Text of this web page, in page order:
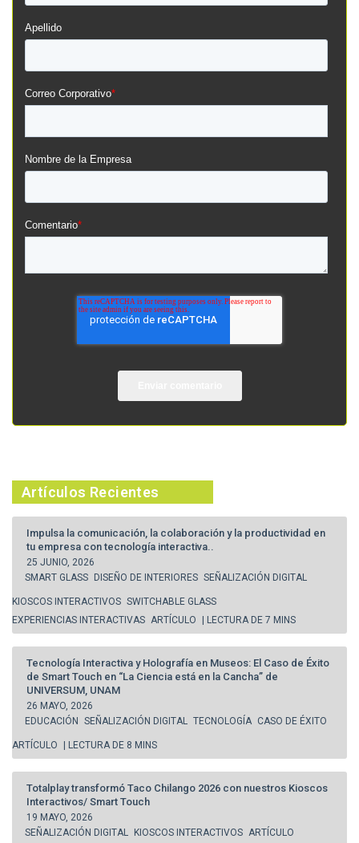
Artículos Recientes
Impulsa la comunicación, la colaboración y la productividad en
tu empresa con tecnología interactiva..
25 JUNIO, 2026
SMART GLASS DISEÑO DE INTERIORES SEÑALIZACIÓN DIGITAL
KIOSCOS INTERACTIVOS SWITCHABLE GLASS
EXPERIENCIAS INTERACTIVAS ARTÍCULO | LECTURA DE 7 MINS
Tecnología Interactiva y Holografía en Museos: El Caso de Éxito
de Smart Touch en “La Ciencia está en la Cancha” de
UNIVERSUM, UNAM
26 MAYO, 2026
EDUCACIÓN SEÑALIZACIÓN DIGITAL TECNOLOGÍA CASO DE ÉXITO
ARTÍCULO | LECTURA DE 8 MINS
Totalplay transformó Taco Chilango 2026 con nuestros Kioscos
Interactivos/ Smart Touch
19 MAYO, 2026
SEÑALIZACIÓN DIGITAL KIOSCOS INTERACTIVOS ARTÍCULO
Apellido
Correo Corporativo*
Nombre de la Empresa
Comentario*